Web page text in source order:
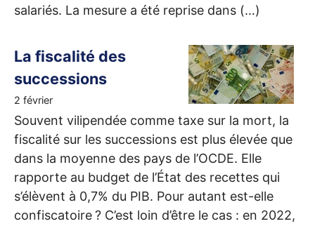
salariés. La mesure a été reprise dans (…)
La fiscalité des
successions
2 février
Souvent vilipendée comme taxe sur la mort, la
fiscalité sur les successions est plus élevée que
dans la moyenne des pays de l’OCDE. Elle
rapporte au budget de l’État des recettes qui
s’élèvent à 0,7% du PIB. Pour autant est-elle
confiscatoire? C’est loin d’être le cas : en 2022,